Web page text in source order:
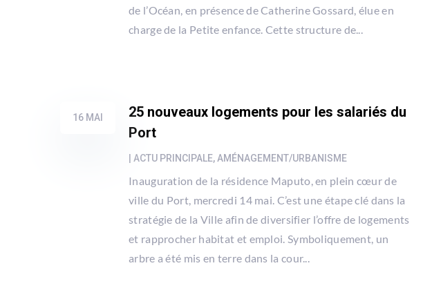
de l’Océan, en présence de Catherine Gossard, élue en
charge de la Petite enfance. Cette structure de...
25 nouveaux logements pour les salariés du
Port
16 MAI
ACTU PRINCIPALE, AMÉNAGEMENT/URBANISME
Inauguration de la résidence Maputo, en plein cœur de
ville du Port, mercredi 14 mai. C’est une étape clé dans la
stratégie de la Ville afin de diversifier l’offre de logements
et rapprocher habitat et emploi. Symboliquement, un
arbre a été mis en terre dans la cour...